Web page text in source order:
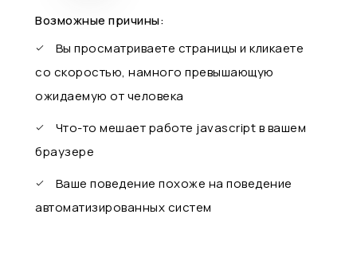
Возможные причины:
Вы просматриваете страницы и кликаете
со скоростью, намного превышающую
ожидаемую от человека
Что-то мешает работе javascript в вашем
браузере
Ваше поведение похоже на поведение
автоматизированных систем